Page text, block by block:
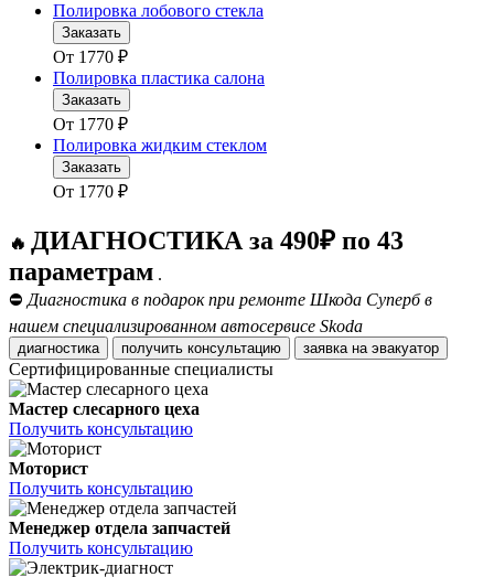
Полировка лобового стекла
Заказать
От 1770 ₽
Полировка пластика салона
Заказать
От 1770 ₽
Полировка жидким стеклом
Заказать
От 1770 ₽
🔥 ДИАГНОСТИКА за 490₽ по 43
параметрам .
⛔ Диагностика в подарок при ремонте Шкода Суперб в
нашем специализированном автосервисе Skoda
диагностика получить консультацию заявка на эвакуатор
Сертифицированные специалисты
Мастер слесарного цеха
Получить консультацию
Моторист
Получить консультацию
Менеджер отдела запчастей
Получить консультацию